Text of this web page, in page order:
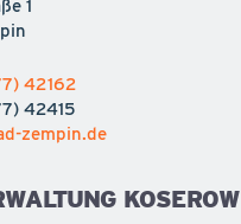
1
42162
42415
zempin.de
KOSEROW